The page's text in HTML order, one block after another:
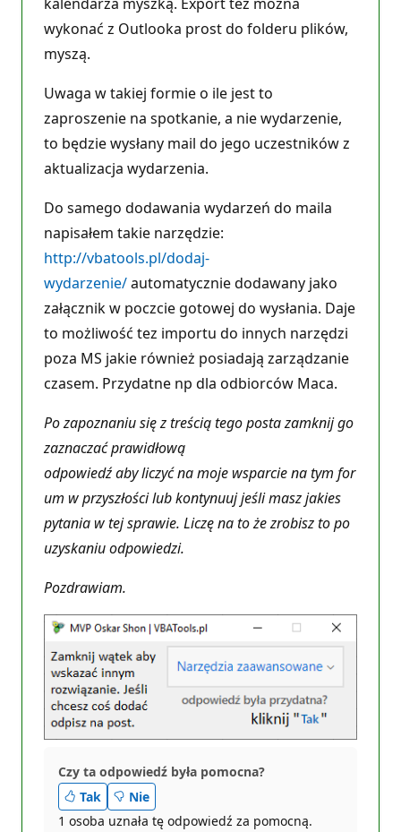
kalendarza myszką. Export tez można
wykonać z Outlooka prost do folderu plików,
myszą.
Uwaga w takiej formie o ile jest to
zaproszenie na spotkanie, a nie wydarzenie,
to będzie wysłany mail do jego uczestników z
aktualizacja wydarzenia.
Do samego dodawania wydarzeń do maila
napisałem takie narzędzie:
http://vbatools.pl/dodaj-
wydarzenie/automatycznie dodawany jako
załącznik w poczcie gotowej do wysłania. Daje
to możliwość tez importu do innych narzędzi
poza MS jakie również posiadają zarządzanie
czasem. Przydatne np dla odbiorców Maca.
Po zapoznaniu się z treścią tego posta zamknij go
zaznaczać prawidłową
odpowiedź aby liczyć na moje wsparcie na tym for
um w przyszłości lub kontynuuj jeśli masz jakies
pytania w tej sprawie. Liczę na to że zrobisz to po
uzyskaniu odpowiedzi.
Pozdrawiam.
Czy ta odpowiedź była pomocna?
Tak
Nie
1 osoba uznała tę odpowiedź za pomocną.